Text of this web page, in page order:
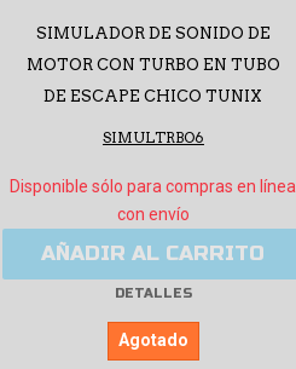
SIMULADOR DE SONIDO DE
MOTOR CON TURBO EN TUBO
DE ESCAPE CHICO TUNIX
SIMULTRBO6
Disponible sólo para compras en línea
con envío
AÑADIR AL CARRITO
DETALLES
Agotado